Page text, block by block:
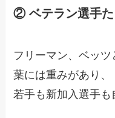
② ベテラン選手
フリーマン、ベッ
葉には重みがあり、
若手も新加入選手も